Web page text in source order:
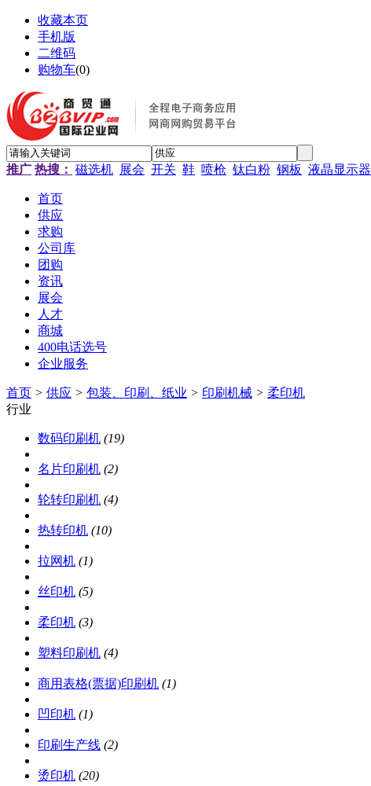
收藏本页
手机版
二维码
购物车(0)
推广 热搜： 磁选机 展会 开关 鞋 喷枪 钛白粉 钢板 液晶显示器
首页
供应
求购
公司库
团购
资讯
展会
人才
商城
400电话选号
企业服务
首页 > 供应 > 包装、印刷、纸业 > 印刷机械 > 柔印机
行业
数码印刷机 (19)
名片印刷机 (2)
轮转印刷机 (4)
热转印机 (10)
拉网机 (1)
丝印机 (5)
柔印机 (3)
塑料印刷机 (4)
商用表格(票据)印刷机 (1)
凹印机 (1)
印刷生产线 (2)
烫印机 (20)